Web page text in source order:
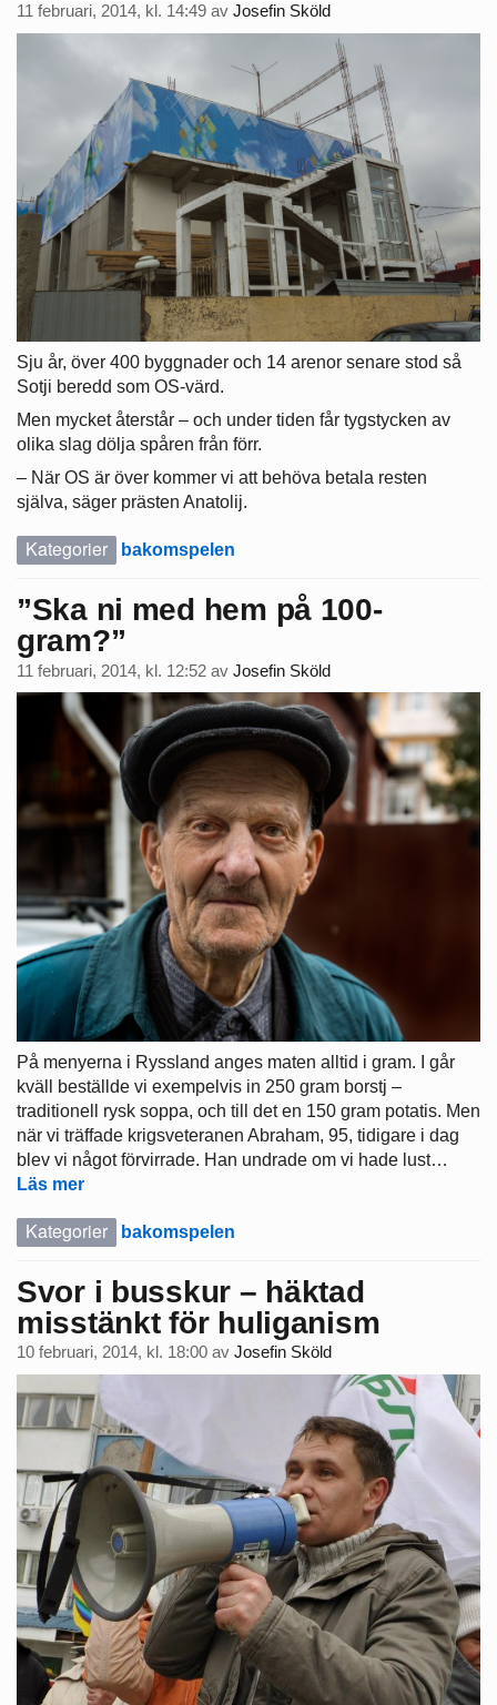
11 februari, 2014, kl. 14:49 av Josefin Sköld
Sju år, över 400 byggnader och 14 arenor senare stod så
Sotji beredd som OS-värd.
Men mycket återstår – och under tiden får tygstycken av
olika slag dölja spåren från förr.
– När OS är över kommer vi att behöva betala resten
själva, säger prästen Anatolij.
Kategorier bakomspelen
”Ska ni med hem på 100-
gram?”
11 februari, 2014, kl. 12:52 av Josefin Sköld
På menyerna i Ryssland anges maten alltid i gram. I går
kväll beställde vi exempelvis in 250 gram borstj –
traditionell rysk soppa, och till det en 150 gram potatis. Men
när vi träffade krigsveteranen Abraham, 95, tidigare i dag
blev vi något förvirrade. Han undrade om vi hade lust…
Läs mer
Kategorier bakomspelen
Svor i busskur – häktad
misstänkt för huliganism
10 februari, 2014, kl. 18:00 av Josefin Sköld